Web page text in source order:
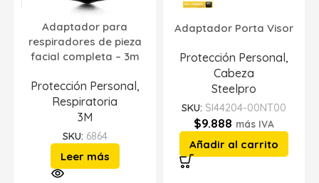
Adaptador para
respiradores de pieza
facial completa – 3m
Protección Personal,
Respiratoria
3M
SKU: 6864
Leer más
Adaptador Porta Visor
Protección Personal,
Cabeza
Steelpro
SKU: SI44204-00NT00
$9.888 más IVA
Añadir al carrito